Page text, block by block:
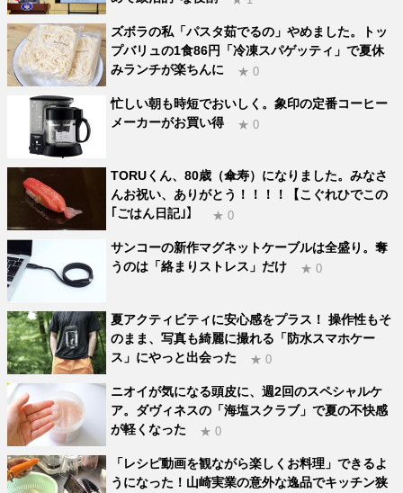
ズボラの私「パスタ茹でるの」やめました。トッ
プバリュの1食86円「冷凍スパゲッティ」で夏休
みランチが楽ちんに
★ 0
忙しい朝も時短でおいしく。象印の定番コーヒー
メーカーがお買い得
★ 0
TORUくん、80歳（傘寿）になりました。みなさ
んお祝い、ありがとう！！！！【こぐれひでこの
｢ごはん日記｣】
★ 0
サンコーの新作マグネットケーブルは全盛り。奪
うのは「絡まりストレス」だけ
★ 0
夏アクティビティに安心感をプラス！ 操作性もそ
のまま、写真も綺麗に撮れる「防水スマホケー
ス」にやっと出会った
★ 0
ニオイが気になる頭皮に、週2回のスペシャルケ
ア。ダヴィネスの「海塩スクラブ」で夏の不快感
が軽くなった
★ 0
「レシピ動画を観ながら楽しくお料理」できるよ
うになった！山崎実業の意外な逸品でキッチン狭